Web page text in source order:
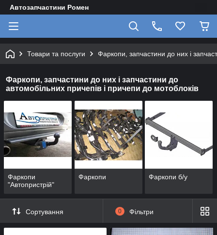
Автозапчастини Ромен
Товари та послуги Фаркопи, запчастини до них і
Фаркопи, запчастини до них і запчастини до
автомобільних причепів і причепи до мотоблоків
Фаркопи
"Автопристрій"
Фаркопи Фаркопи б/у
Сортування 0 Фільтри